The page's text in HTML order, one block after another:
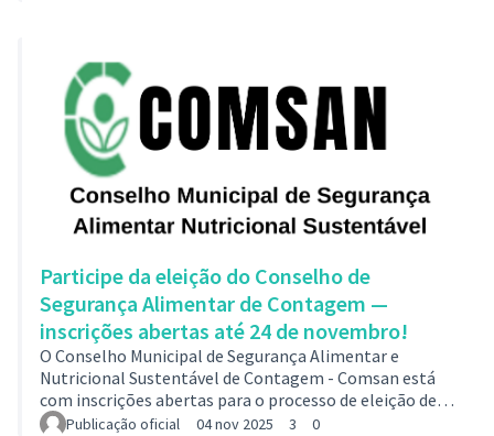
Contagem celebra a força, a cultura e a importância
das favelas na história e na identidade da cidade,
destacando o Programa Municipal de Mel…
Participe da eleição do Conselho de
Segurança Alimentar de Contagem —
inscrições abertas até 24 de novembro!
O Conselho Municipal de Segurança Alimentar e
Nutricional Sustentável de Contagem - Comsan está
com inscrições abertas para o processo de eleição de
representantes para o mandato maio 2025/maio 2027.
Publicação oficial 04 nov 2025 3 0